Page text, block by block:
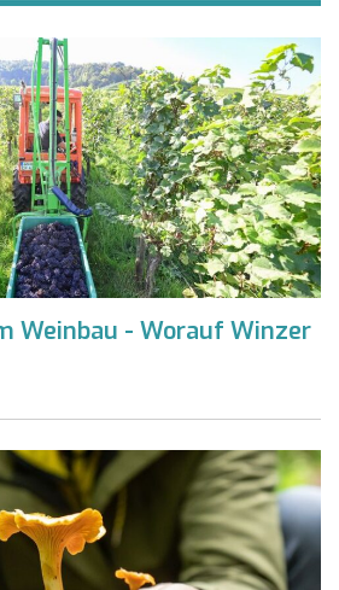
Weinbau - Worauf Winzer